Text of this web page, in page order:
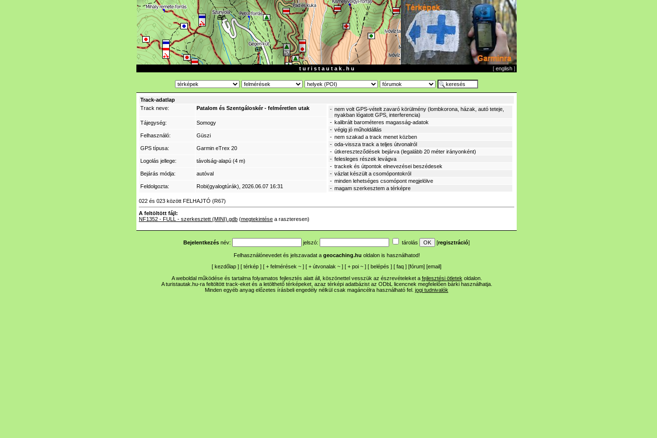
t u r i s t a u t a k . h u [ english ]
Track-adatlap
Track neve:
Patalom és Szentgáloskér - felméretlen utak - nem volt GPS-vételt zavaró körülmény (lombkorona, házak, autó teteje,
nyakban lógatott GPS, interferencia)
- kalibrált barométeres magasság-adatok
- végig jó műholdállás
- nem szakad a track menet közben
- oda-vissza track a teljes útvonalról
- útkereszteződések bejárva (legalább 20 méter irányonként)
- felesleges részek levágva
- trackek és útpontok elnevezései beszédesek
- vázlat készült a csomópontokról
- minden lehetséges csomópont megjelölve
- magam szerkesztem a térképre
Tájegység: Somogy
Felhasználó: Güszi
GPS típusa: Garmin eTrex 20
Logolás jellege: távolság-alapú (4 m)
Bejárás módja: autóval
Feldolgozta: Robi(gyalogtúrák) , 2026.06.07 16:31
022 és 023 között FELHAJTÓ (R67)
A feltöltött fájl:
NF1352 - FULL - szerkesztett (MINI).gdb (megtekintése a raszteresen)
Bejelentkezés név: jelszó: tárolás [regisztráció]
Felhasználónevedet és jelszavadat a geocaching.hu oldalon is használhatod!
[ kezdőlap ] [ térkép ] [ + felmérések ~ ] [ + útvonalak ~ ] [ + poi ~ ] [ belépés ] [ faq ] [fórum] [email]
A weboldal működése és tartalma folyamatos fejlesztés alatt áll, köszönettel vesszük az észrevételeket a fejlesztési ötletek oldalon.
A turistautak.hu-ra feltöltött track-eket és a letölthető térképeket, azaz térképi adatbázist az ODbL licencnek megfelelően bárki használhatja.
Minden egyéb anyag előzetes írásbeli engedély nélkül csak magáncélra használható fel. jogi tudnivalók